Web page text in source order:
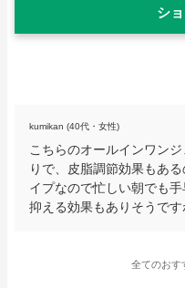
シ
kumikan (40代・女性)
こちらのオールインワン
りで、皮脂調節効果もあ
イプなので忙しい朝でも
抑える効果もありそうです
全てのおす